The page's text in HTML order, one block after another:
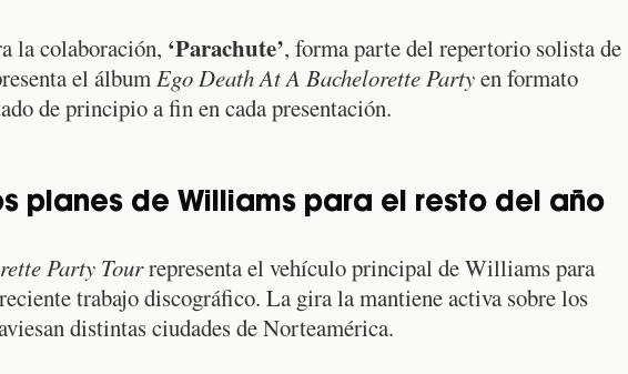
la colaboración, ‘Parachute’, forma parte del repertorio solista de
el álbumEgo Death At A Bachelorette Partyen formato
de principio a fin en cada presentación.
planes de Williams para el resto del año
Party Tourrepresenta el vehículo principal de Williams para
trabajo discográfico. La gira la mantiene activa sobre los
distintas ciudades de Norteamérica.